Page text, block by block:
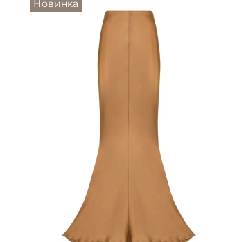
Новинка